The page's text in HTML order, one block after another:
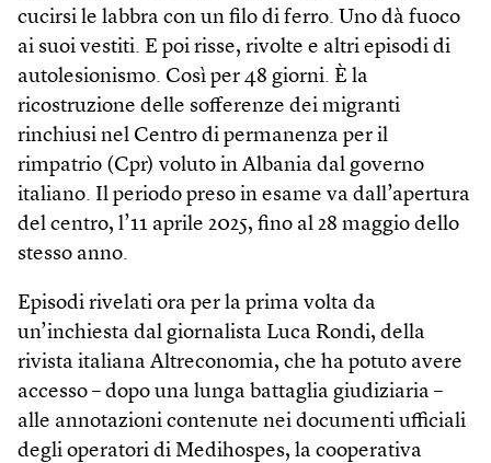
cucirsi le labbra con un filo di ferro. Uno dà fuoco
ai suoi vestiti. E poi risse, rivolte e altri episodi di
autolesionismo. Così per 48 giorni. È la
ricostruzione delle sofferenze dei migranti
rinchiusi nel Centro di permanenza per il
rimpatrio (Cpr) voluto in Albania dal governo
italiano. Il periodo preso in esame va dall’apertura
del centro, l’11 aprile 2025, fino al 28 maggio dello
stesso anno.
Episodi rivelati ora per la prima volta da
un’inchiesta dal giornalista Luca Rondi, della
rivista italiana Altreconomia, che ha potuto avere
accesso – dopo una lunga battaglia giudiziaria –
alle annotazioni contenute nei documenti ufficiali
degli operatori di Medihospes, la cooperativa